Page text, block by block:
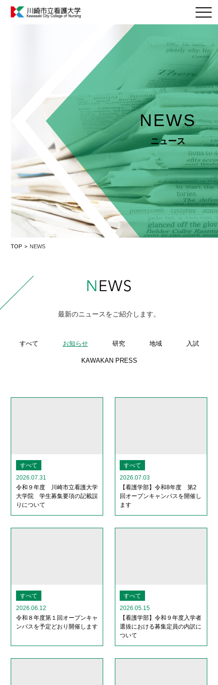
NEWS
ニュース
TOP NEWS
最新のニュースをご紹介します。
すべて お知らせ 研究 地域 入試
KAWAKAN PRESS
すべて
2026.07.31
令和９年度 川崎市立看護大学
大学院 学生募集要項の記載誤
りについて
すべて
2026.07.03
【看護学部】令和8年度 第2
回オープンキャンパスを開催し
ます
すべて
2026.06.12
令和８年度第１回オープンキャ
ンパスを予定どおり開催します
すべて
2026.05.15
【看護学部】令和９年度入学者
選抜における募集定員の内訳に
ついて